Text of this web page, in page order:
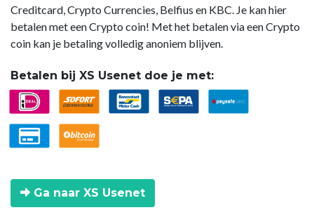
Creditcard, Crypto Currencies, Belfius en KBC. Je kan hier
betalen met een Crypto coin! Met het betalen via een Crypto
coin kan je betaling volledig anoniem blijven.
Betalen bij XS Usenet doe je met:
Ga naar XS Usenet